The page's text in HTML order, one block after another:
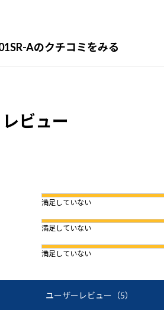
Aのクチコミをみる
レビュー
満足していない
満足していない
満足していない
ユーザーレビュー （5）